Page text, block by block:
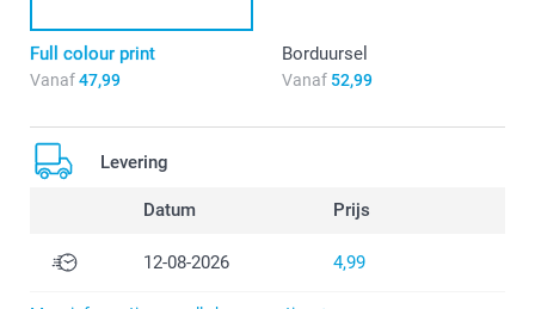
Full colour print
Vanaf47,99
Borduursel
Vanaf52,99
Levering
Datum Prijs
12-08-2026 4,99